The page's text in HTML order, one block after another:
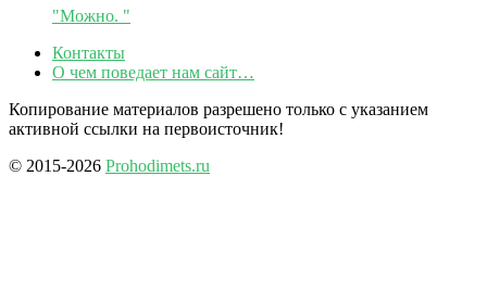
"Можно. "
Контакты
О чем поведает нам сайт…
Копирование материалов разрешено только с указанием
активной ссылки на первоисточник!
© 2015-2026 Prohodimets.ru